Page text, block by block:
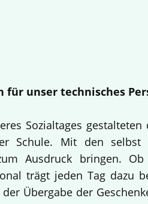
für unser technisches
Sozialtages
Schule. Mit den
Ausdruck bringen.
trägt jeden Tag dazu
Übergabe der